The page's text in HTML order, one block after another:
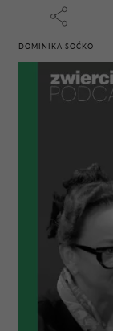
DOMINIKA SOĆKO